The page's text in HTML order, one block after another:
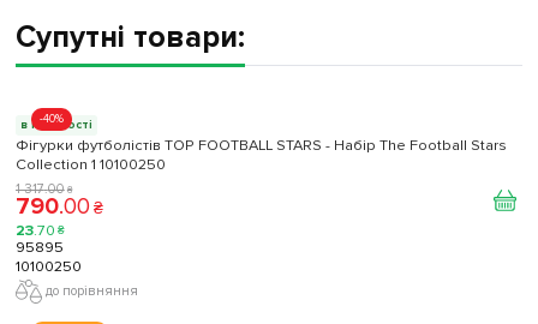
Супутні товари:
-40%
в наявності
Фігурки футболістів TOP FOOTBALL STARS - Набір The Football Stars
Collection 1 10100250
1 317.00 ₴
790.00 ₴
23.70 ₴
95895
10100250
до порівняння